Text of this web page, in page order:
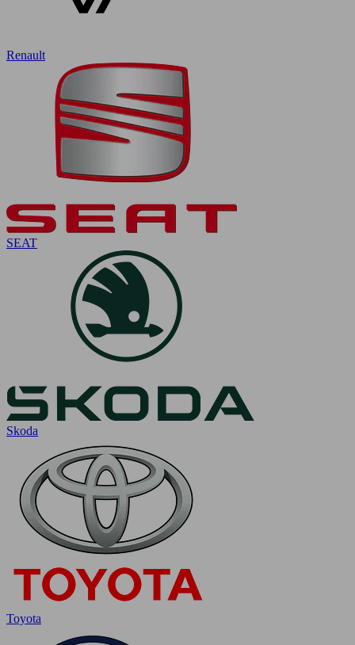
Renault
SEAT
Skoda
Toyota